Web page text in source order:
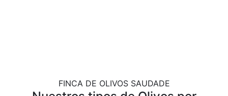
FINCA DE OLIVOS SAUDADE